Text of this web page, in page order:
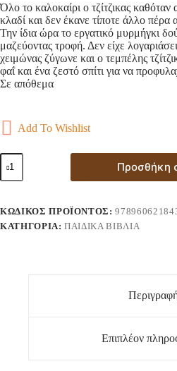
Όλο το καλοκαίρι ο τζίτζικας καθόταν
κλαδί και δεν έκανε τίποτε άλλο πέρα
Την ίδια ώρα το εργατικό μυρμήγκι
μαζεύοντας τροφή. Δεν είχε
χειμώνας ζύγωνε και ο τεμπέλης
φαΐ και ένα ζεστό σπίτι για να
Σε απόθεμα
Add To Wishlist
Ο
Τζίτζικας
και
Μέρμηγκας
Μύθοι
του
Προσθήκη
ΚΩΔΙΚΌΣ ΠΡΟΪΌΝΤΟΣ:
ΚΑΤΗΓΟΡΊΑ:ΠΑΙΔΙΚΆ ΒΙΒΛΊΑ
Επιπλέον